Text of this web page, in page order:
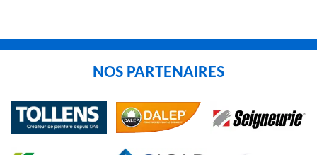
NOS PARTENAIRES